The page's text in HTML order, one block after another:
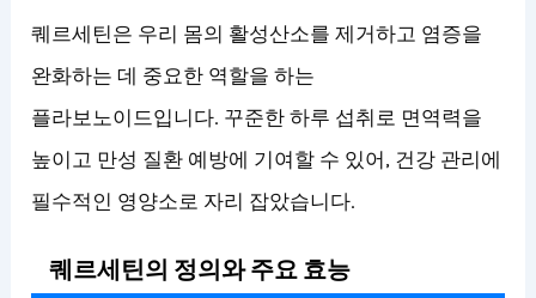
퀘르세틴은 우리 몸의 활성산소를 제거하고 염증을
완화하는 데 중요한 역할을 하는
플라보노이드입니다. 꾸준한 하루 섭취로 면역력을
높이고 만성 질환 예방에 기여할 수 있어, 건강 관리에
필수적인 영양소로 자리 잡았습니다.
퀘르세틴의 정의와 주요 효능